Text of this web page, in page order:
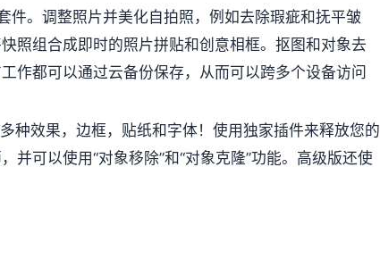
。调整照片并美化自拍照，例如去除瑕疵和抚平皱
照组合成即时的照片拼贴和创意相框。抠图和对象去
作都可以通过云备份保存，从而可以跨多个设备访问
种效果，边框，贴纸和字体！使用独家插件来释放您的
可以使用“对象移除”和“对象克隆”功能。高级版还使